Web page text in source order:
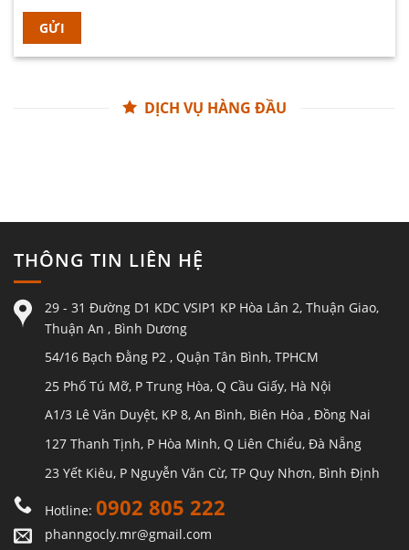
DỊCH VỤ HÀNG ĐẦU
THÔNG TIN LIÊN HỆ
29 - 31 Đường D1 KDC VSIP1 KP Hòa Lân 2, Thuận Giao,
Thuận An , Bình Dương
54/16 Bạch Đằng P2 , Quận Tân Bình, TPHCM
25 Phố Tú Mỡ, P Trung Hòa, Q Cầu Giấy, Hà Nội
A1/3 Lê Văn Duyệt, KP 8, An Bình, Biên Hòa , Đồng Nai
127 Thanh Tịnh, P Hòa Minh, Q Liên Chiểu, Đà Nẵng
23 Yết Kiêu, P Nguyễn Văn Cừ, TP Quy Nhơn, Bình Định
Hotline:0902 805 222
phanngocly.mr@gmail.com